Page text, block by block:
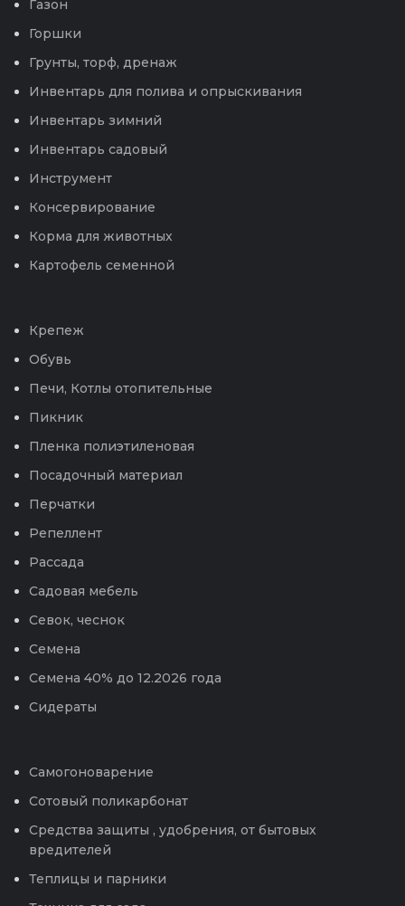
Газон
Горшки
Грунты, торф, дренаж
Инвентарь для полива и опрыскивания
Инвентарь зимний
Инвентарь садовый
Инструмент
Консервирование
Корма для животных
Картофель семенной
Крепеж
Обувь
Печи, Котлы отопительные
Пикник
Пленка полиэтиленовая
Посадочный материал
Перчатки
Репеллент
Рассада
Садовая мебель
Севок, чеснок
Семена
Семена 40% до 12.2026 года
Сидераты
Самогоноварение
Сотовый поликарбонат
Средства защиты , удобрения, от бытовых
вредителей
Теплицы и парники